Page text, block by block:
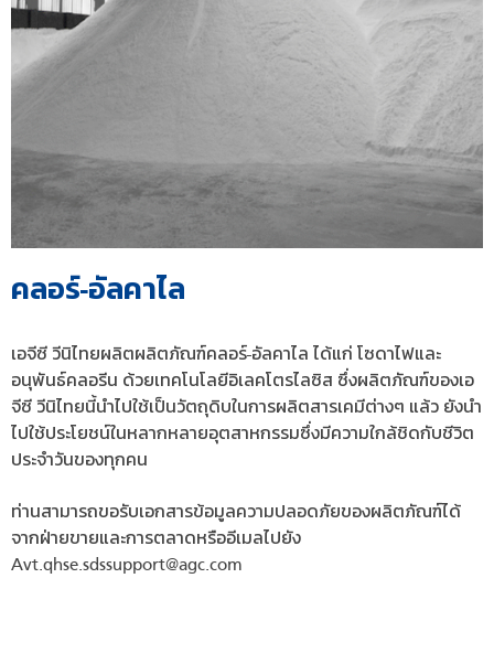
คลอร์-อัลคาไล
เอจีซี วีนิไทยผลิตผลิตภัณฑ์คลอร์-อัลคาไล ได้แก่ โซดาไฟและ
อนุพันธ์คลอรีน ด้วยเทคโนโลยีอิเลคโตรไลซิส ซึ่งผลิตภัณฑ์ของเอ
จีซี วีนิไทยนี้นำไปใช้เป็นวัตถุดิบในการผลิตสารเคมีต่างๆ แล้ว ยังนำ
ไปใช้ประโยชน์ในหลากหลายอุตสาหกรรมซึ่งมีความใกล้ชิดกับชีวิต
ประจำวันของทุกคน
ท่านสามารถขอรับเอกสารข้อมูลความปลอดภัยของผลิตภัณฑ์ได้
จากฝ่ายขายและการตลาดหรืออีเมลไปยัง
Avt.qhse.sdssupport@agc.com